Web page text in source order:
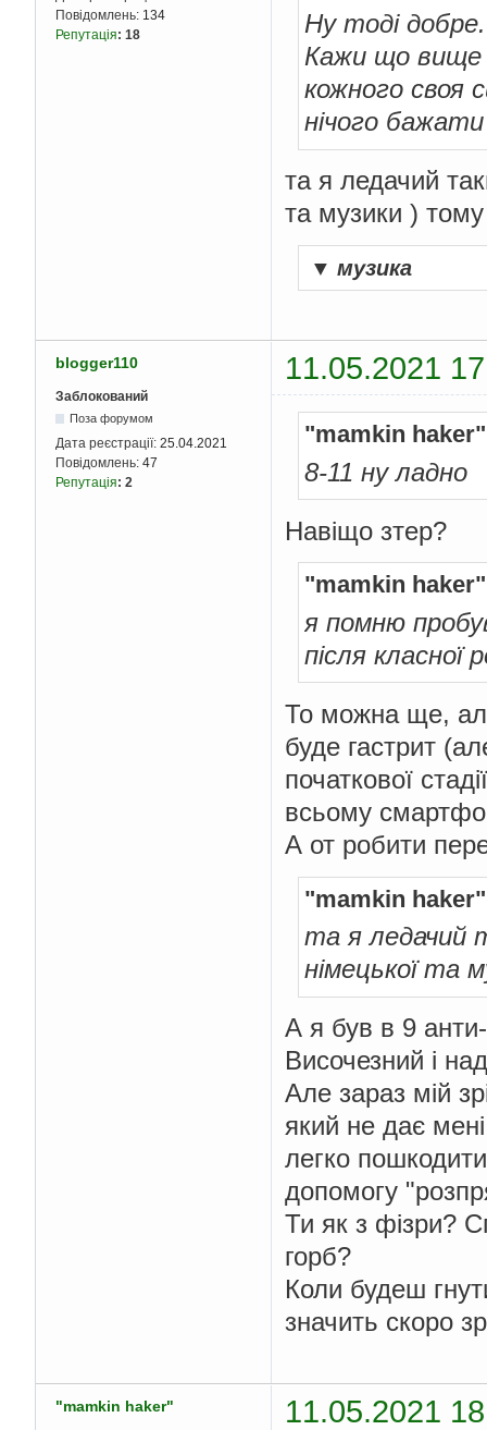
Повідомлень: 134
Репутація: 18
Ну тоді
Кажи що вище
кожного своя
нічого
та я ледачий
та музики )
▼ музика
blogger110 11.05.2021
Заблокований
Поза форумом
Дата реєстрації: 25.04.2021
Повідомлень: 47
Репутація: 2
"mamkin
8-11 ну ладно
Навіщо зтер?
"mamkin
я помню
після класної
То можна ще,
буде гастрит
початкової
всьому
А от робити
"mamkin
та я ледачий
німецької та
А я був в 9
Височезний і
Але зараз мій
який не дає
легко
допомогу
Ти як з фізри?
горб?
Коли будеш
значить скоро
"mamkin haker" 11.05.2021